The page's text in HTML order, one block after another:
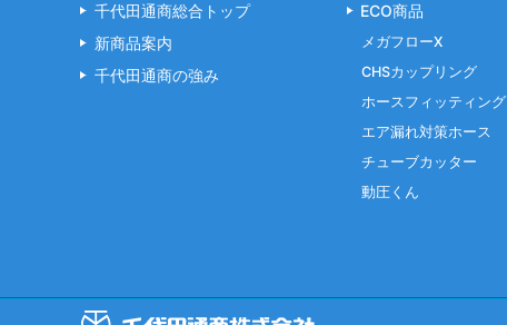
千代田通商総合トップ
新商品案内
千代田通商の強み
ECO商品
メガフローX
CHSカップリング
ホースフィッティング
エア漏れ対策ホース
チューブカッター
動圧くん